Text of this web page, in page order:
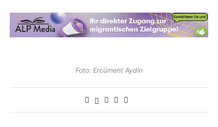
Foto: Ercüment Aydin